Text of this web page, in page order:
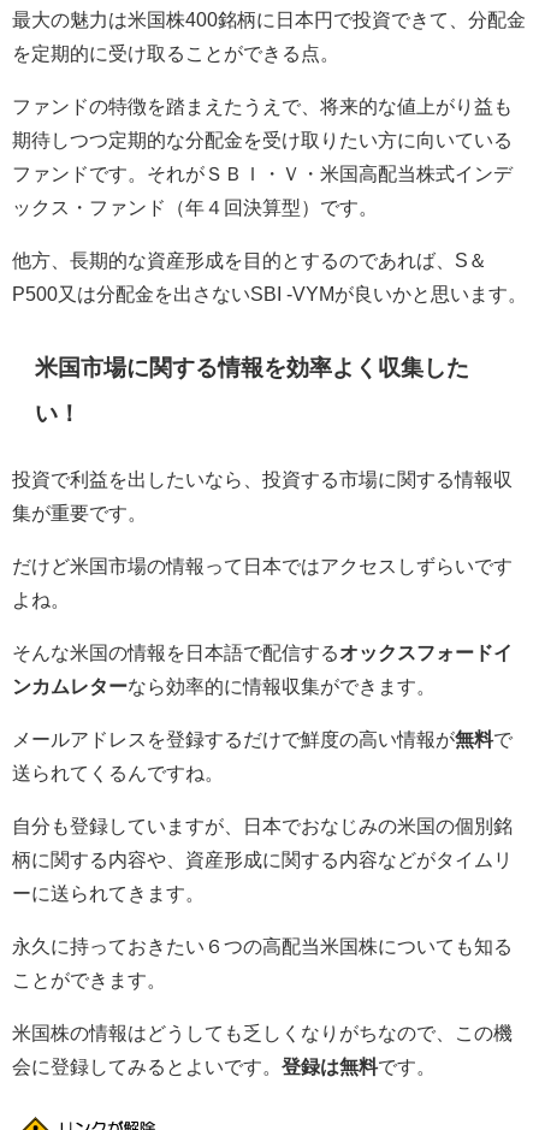
最大の魅力は米国株400銘柄に日本円で投資できて、分配金
を定期的に受け取ることができる点。
ファンドの特徴を踏まえたうえで、将来的な値上がり益も
期待しつつ定期的な分配金を受け取りたい方に向いている
ファンドです。それがＳＢＩ・Ｖ・米国高配当株式インデ
ックス・ファンド（年４回決算型）です。
他方、長期的な資産形成を目的とするのであれば、S＆
P500又は分配金を出さないSBI -VYMが良いかと思います。
米国市場に関する情報を効率よく収集した
い！
投資で利益を出したいなら、投資する市場に関する情報収
集が重要です。
だけど米国市場の情報って日本ではアクセスしずらいです
よね。
そんな米国の情報を日本語で配信するオックスフォードイ
ンカムレターなら効率的に情報収集ができます。
メールアドレスを登録するだけで鮮度の高い情報が無料で
送られてくるんですね。
自分も登録していますが、日本でおなじみの米国の個別銘
柄に関する内容や、資産形成に関する内容などがタイムリ
ーに送られてきます。
永久に持っておきたい６つの高配当米国株についても知る
ことができます。
米国株の情報はどうしても乏しくなりがちなので、この機
会に登録してみるとよいです。 登録は無料です。